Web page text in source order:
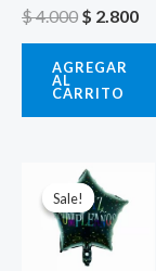
$4.000 $ 2.800
AGREGAR
AL
CARRITO
Sale!
Sale!
El
precio
original
era:
$ 4.000.